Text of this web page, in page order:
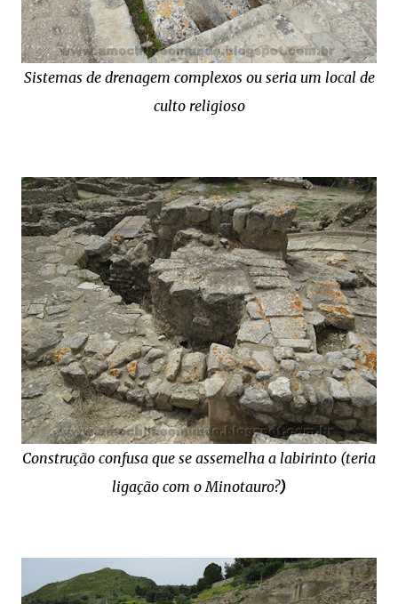
Sistemas de drenagem complexos ou seria um local de
culto religioso
Construção confusa que se assemelha a labirinto (teria
ligação com o Minotauro?)